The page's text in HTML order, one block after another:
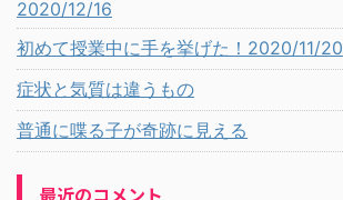
2020/12/16
初めて授業中に手を挙げた！2020/11/20
症状と気質は違うもの
普通に喋る子が奇跡に見える
最近のコメント